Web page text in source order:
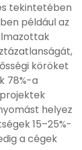
tekintetében
például az
köröket
78%-a
helyez
15–25%-
a cégek